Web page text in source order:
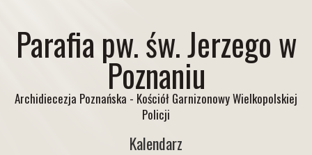
Parafia pw. św. Jerzego w
Poznaniu
Archidiecezja Poznańska - Kościół Garnizonowy Wielkopolskiej
Policji
Kalendarz